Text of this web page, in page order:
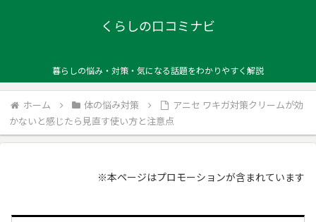
くらしの口コミナビ
暮らしの悩み・対策・気になる話題をわかりやすく解説
ホーム 体の悩み対策
アニセ ワキガ対策クリームが効
かないと感じたら見直す使い方と注意点
※本ページはプロモーションが含まれています